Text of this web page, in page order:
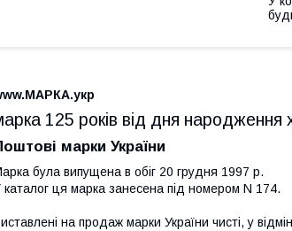
125 років від дня
марки України
була випущена в обіг 20 грудня 1997 р.
каталог ця марка занесена під номером N 174.
на продаж марки України чисті, у